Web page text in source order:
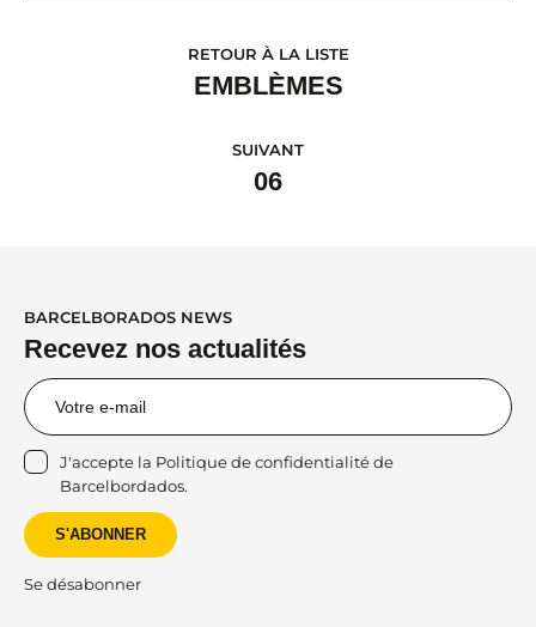
RETOUR À LA LISTE
EMBLÈMES
SUIVANT
06
BARCELBORADOS NEWS
Recevez nos actualités
J'accepte la Politique de confidentialitéde
Barcelbordados.
S'ABONNER
Se désabonner